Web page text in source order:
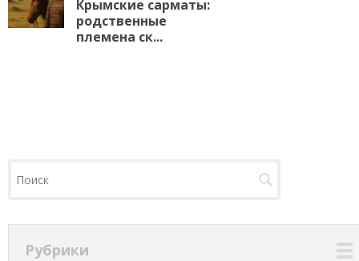
Крымские сарматы:
родственные
племена ск...
Рубрики